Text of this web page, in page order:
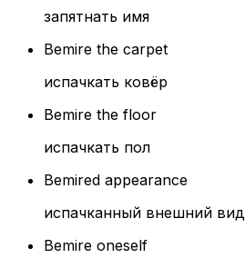
запятнать имя
Bemire the carpet
испачкать ковёр
Bemire the floor
испачкать пол
Bemired appearance
испачканный внешний вид
Bemire oneself